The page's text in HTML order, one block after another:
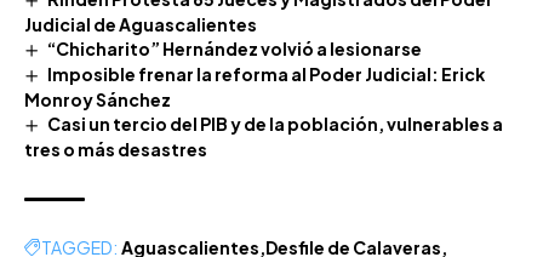
Judicial de Aguascalientes
“Chicharito” Hernández volvió a lesionarse
Imposible frenar la reforma al Poder Judicial: Erick
Monroy Sánchez
Casi un tercio del PIB y de la población, vulnerables a
tres o más desastres
TAGGED: Aguascalientes Desfile de Calaveras